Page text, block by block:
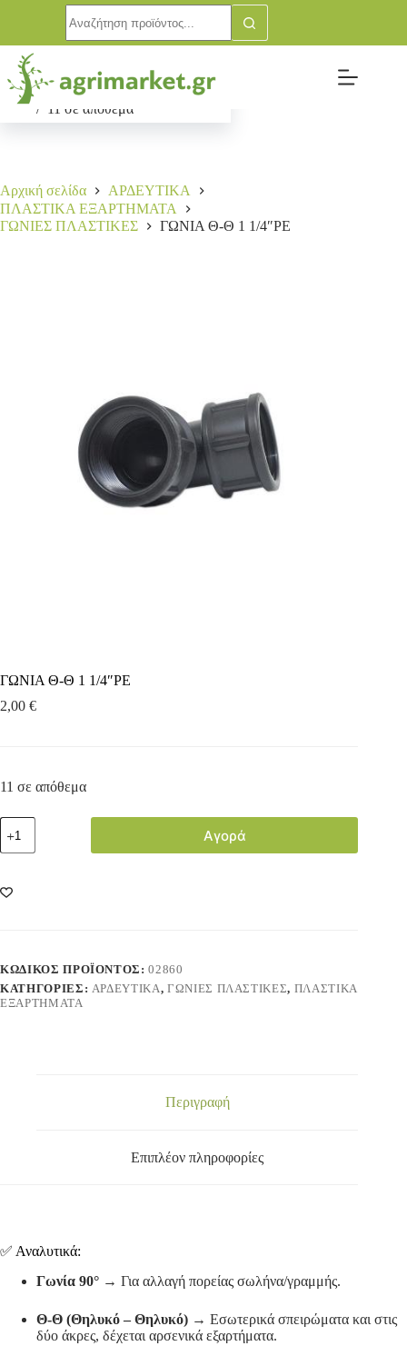
ΓΩΝΙΑ Θ-Θ 1 1/4″ΡΕ
2,00€
11 σε απόθεμα
Αγορά
Αρχική σελίδα
ΑΡΔΕΥΤΙΚΑ
ΠΛΑΣΤΙΚΑ ΕΞΑΡΤΗΜΑΤΑ
ΓΩΝΙΕΣ ΠΛΑΣΤΙΚΕΣ
ΓΩΝΙΑ Θ-Θ 1 1/4″ΡΕ
ΓΩΝΙΑ Θ-Θ 1 1/4″ΡΕ
2,00 €
11 σε απόθεμα
Αγορά
ΚΩΔΙΚΌΣ ΠΡΟΪΌΝΤΟΣ:02860
ΚΑΤΗΓΟΡΊΕΣ: ΑΡΔΕΥΤΙΚΑ, ΓΩΝΙΕΣ ΠΛΑΣΤΙΚΕΣ, ΠΛΑΣΤΙΚΑ
ΕΞΑΡΤΗΜΑΤΑ
Περιγραφή
Επιπλέον πληροφορίες
✅ Αναλυτικά:
Γωνία 90° → Για αλλαγή πορείας σωλήνα/γραμμής.
Θ-Θ (Θηλυκό – Θηλυκό) → Εσωτερικά σπειρώματα και στις
δύο άκρες, δέχεται αρσενικά εξαρτήματα.